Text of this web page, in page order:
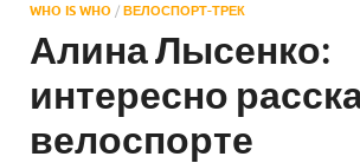
WHO IS WHO / ВЕЛОСПОРТ-ТРЕК
Алина Лысенко:
интересно
велоспорте